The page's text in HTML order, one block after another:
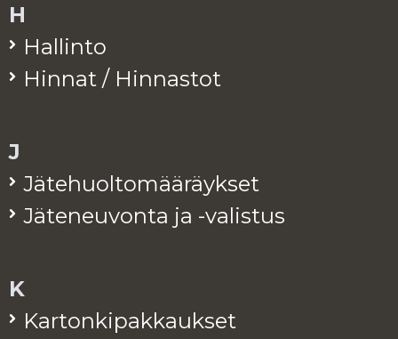
H
Hal­lin­to
Hin­nat / Hin­nas­tot
J
Jä­te­huol­to­mää­räyk­set
Jä­te­neu­von­ta ja -va­lis­tus
K
Kar­ton­ki­pak­kauk­set